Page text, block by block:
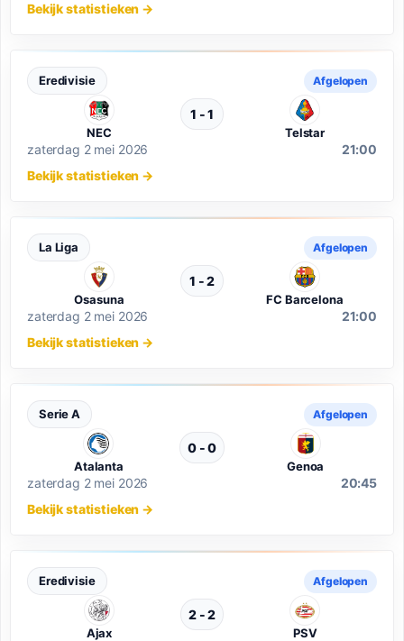
Bekijk statistieken →
Eredivisie Afgelopen
NEC
1 - 1
Telstar
zaterdag 2 mei 2026
21:00
Bekijk statistieken →
La Liga Afgelopen
Osasuna
1 - 2
FC Barcelona
zaterdag 2 mei 2026
21:00
Bekijk statistieken →
Serie A Afgelopen
Atalanta
0 - 0
Genoa
zaterdag 2 mei 2026
20:45
Bekijk statistieken →
Eredivisie Afgelopen
Ajax
2 - 2
PSV